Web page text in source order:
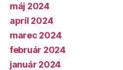
máj 2024
apríl 2024
marec 2024
február 2024
január 2024